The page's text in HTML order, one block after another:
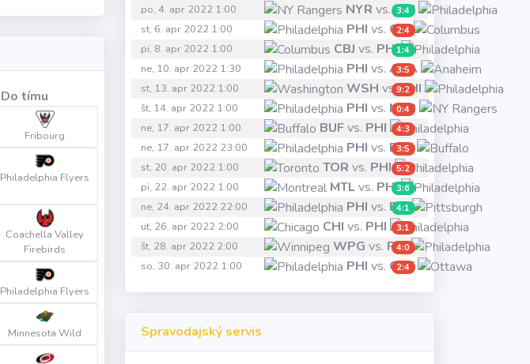
Do tímu
Fribourg
Philadelphia Flyers
Coachella Valley
Firebirds
Philadelphia Flyers
Minnesota Wild
po, 4. apr 2022 1:00 NYR vs.PHI
3:4
st, 6. apr 2022 1:00 PHI vs. CBJ
2:4
pi, 8. apr 2022 1:00 CBJ vs. PHI1:4
ne, 10. apr 2022 1:30 PHI vs.ANA
3:5
st, 13. apr 2022 1:00 WSH vs.PHI
9:2
št, 14. apr 2022 1:00 PHI vs. NYR
0:4
ne, 17. apr 2022 1:00 BUFvs. PHI 4:3
ne, 17. apr 2022 23:00 PHI vs. BUF
3:5
st, 20. apr 2022 1:00 TOR vs. PHI 5:2
pi, 22. apr 2022 1:00 MTLvs. PHI3:6
ne, 24. apr 2022 22:00 PHI vs. PIT
4:1
ut, 26. apr 2022 2:00 CHI vs. PHI 3:1
št, 28. apr 2022 2:00 WPG vs. PHI
4:0
so, 30. apr 2022 1:00 PHI vs. OTT
2:4
Spravodajský servis